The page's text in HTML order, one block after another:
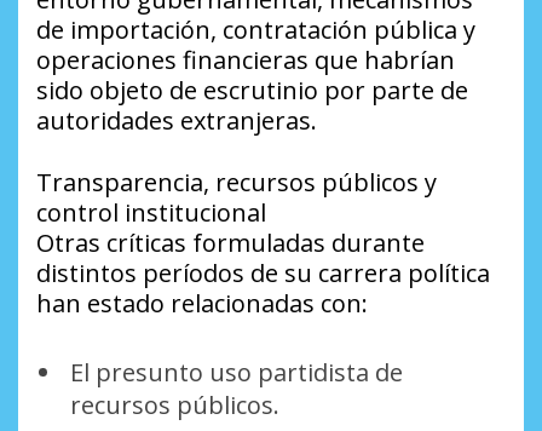
de importación, contratación pública y
operaciones financieras que habrían
sido objeto de escrutinio por parte de
autoridades extranjeras.
Transparencia, recursos públicos y
control institucional
Otras críticas formuladas durante
distintos períodos de su carrera política
han estado relacionadas con:
El presunto uso partidista de
recursos públicos.